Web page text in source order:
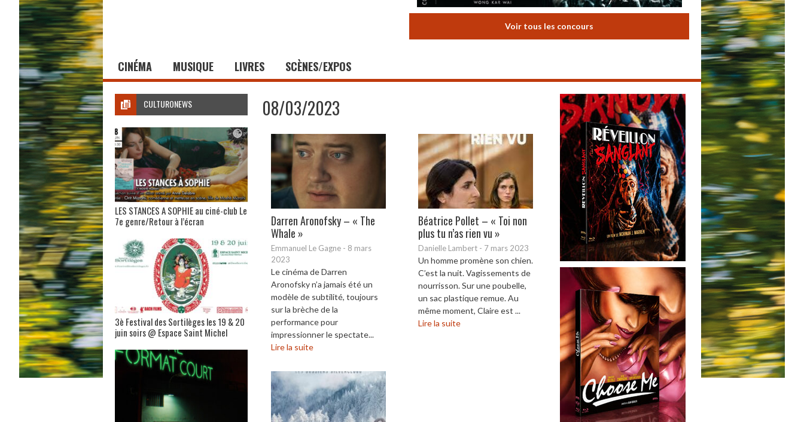
Voir tous les concours
CINÉMA MUSIQUE LIVRES SCÈNES/EXPOS
08/03/2023
Darren Aronofsky – « The
Whale »
Emmanuel Le Gagne - 8 mars
2023
Le cinéma de Darren
Aronofsky n’a jamais été un
modèle de subtilité, toujours
sur la brèche de la
performance pour
impressionner le spectate...
Lire la suite
Béatrice Pollet – « Toi non
plus tu n’as rien vu »
Danielle Lambert - 7 mars 2023
Un homme promène son chien.
C’est la nuit. Vagissements de
nourrisson. Sur une poubelle,
un sac plastique remue. Au
même moment, Claire est ...
Lire la suite
CULTURONEWS
LES STANCES A SOPHIE au ciné-club Le
7e genre/Retour à l’écran
3è Festival des Sortilèges les 19 & 20
juin soirs @ Espace Saint Michel